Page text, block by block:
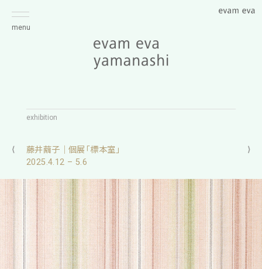
menu
exhibition
⟨
藤井繭子｜個展「標本室」
2025.4.12 – 5.6
⟩